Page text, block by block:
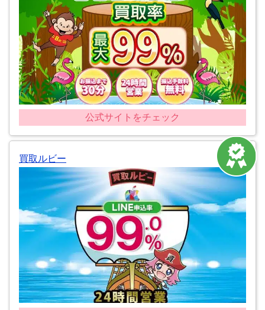
公式サイトをチェック
買取ルビー